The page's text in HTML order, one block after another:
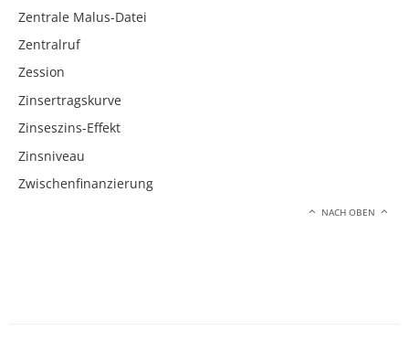
Zentrale Malus-Datei
Zentralruf
Zession
Zinsertragskurve
Zinseszins-Effekt
Zinsniveau
Zwischenfinanzierung
NACH OBEN